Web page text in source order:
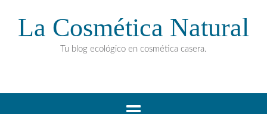
La Cosmética Natural
Tu blog ecológico en cosmética casera.